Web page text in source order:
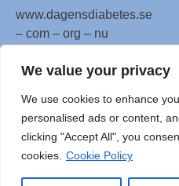
We value your privacy
We use cookies to enhance
personalised ads or content,
clicking "Accept All", you
cookies. Cookie Policy
www.dagensdiabetes.se
– com – org – nu
All material on this website
WebMD LLC. This website
copyrighted by 3rd parties.